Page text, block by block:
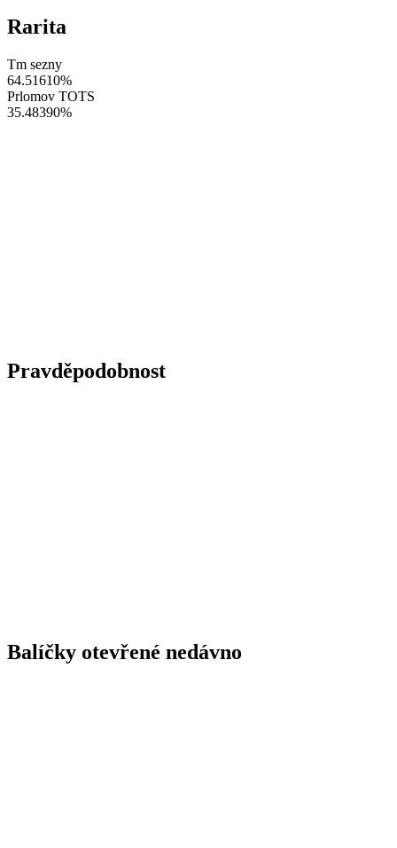
Rarita
Tm sezny
64.51610%
Prlomov TOTS
35.48390%
Pravděpodobnost
Balíčky otevřené nedávno